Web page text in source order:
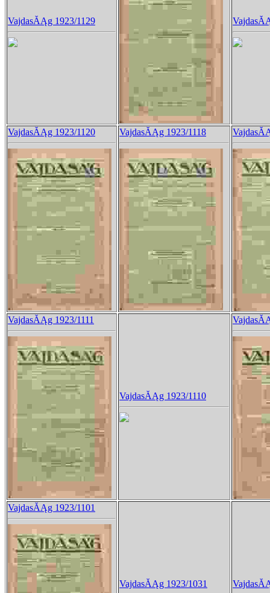
VajdasĂĄg 1923/1129
VajdasĂĄg 1923/1120 VajdasĂĄg 1923/1118
VajdasĂĄg 1923/1111
VajdasĂĄg 1923/1110
VajdasĂĄg 1923/1101
VajdasĂĄg 1923/1031